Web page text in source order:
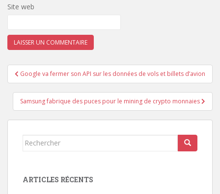
Site web
Navigation
de
l’article
Google va fermer son API sur les données de vols et billets d’avion
Samsung fabrique des puces pour le mining de crypto monnaies
Rechercher...
ARTICLES RÉCENTS